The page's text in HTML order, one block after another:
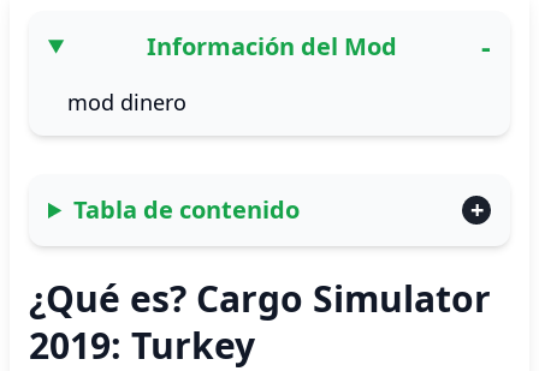
Información del Mod
mod dinero
Tabla de contenido
¿Qué es? Cargo Simulator
2019: Turkey